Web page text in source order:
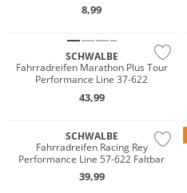
8,99
SCHWALBE
Fahrradreifen Marathon Plus Tour
Performance Line 37-622
43,99
SCHWALBE
Fahrradreifen Racing Rey
Performance Line 57-622 Faltbar
39,99